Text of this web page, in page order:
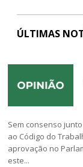
ÚLTIMAS
Sem consenso
ao Código do
aprovação no
este...